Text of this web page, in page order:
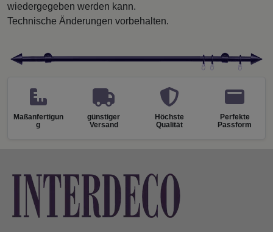
wiedergegeben werden kann.
Technische Änderungen vorbehalten.
Maßanfertigun
g
günstiger
Versand
Höchste
Qualität
Perfekte
Passform